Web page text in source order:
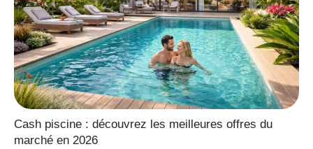
Cash piscine : découvrez les meilleures offres du
marché en 2026